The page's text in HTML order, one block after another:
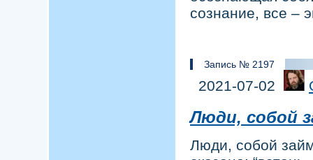
сознание, все –
Запись № 2197
2021-07-02
Люди, собой
Люди, собой